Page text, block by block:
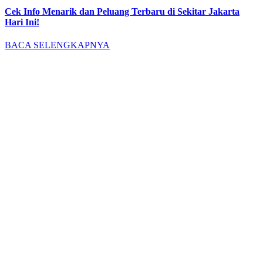
Cek Info Menarik dan Peluang Terbaru di Sekitar Jakarta
Hari Ini!
BACA SELENGKAPNYA